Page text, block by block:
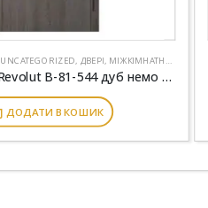
UNCATEGORIZED, ДВЕРІ, МІЖКІМНАТНІ ДВЕРІ
Вхідні двері Revolut В-81-544 дуб немо карбон-срібний
ДОДАТИ В КОШИК